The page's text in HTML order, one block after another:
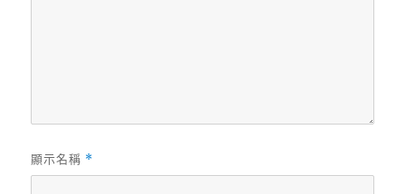
顯示名稱 *